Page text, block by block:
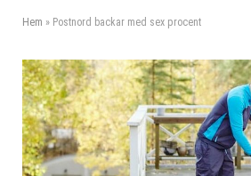
Hem » Postnord backar med sex procent